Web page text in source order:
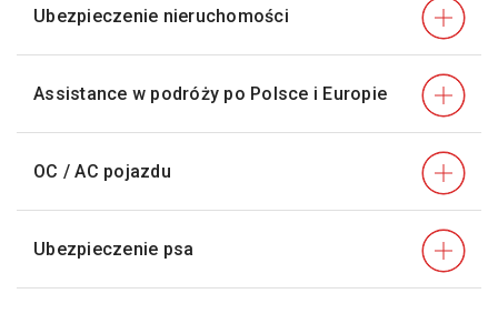
Ubezpieczenie nieruchomości
Assistance w podróży po Polsce i Europie
OC / AC pojazdu
Ubezpieczenie psa